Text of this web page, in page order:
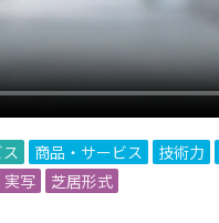
商品・サービス 技術力
実写
芝居形式